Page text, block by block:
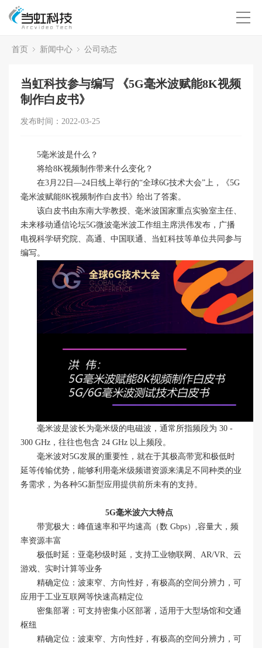
首页 新闻中心 公司动态
当虹科技参与编写 《5G毫米波赋能8K视频
制作白皮书》
发布时间：2022-03-25
5毫米波是什么？
将给8K视频制作带来什么变化？
在3月22日—24日线上举行的“全球6G技术大会”上，《5G
毫米波赋能8K视频制作白皮书》给出了答案。
该白皮书由东南大学教授、毫米波国家重点实验室主任、
未来移动通信论坛5G微波毫米波工作组主席洪伟发布，广播
电视科学研究院、高通、中国联通、当虹科技等单位共同参与
编写。
毫米波是波长为毫米级的电磁波，通常所指频段为 30 -
300 GHz，往往也包含 24 GHz 以上频段。
毫米波对5G发展的重要性，就在于其极高带宽和极低时
延等传输优势，能够利用毫米级频谱资源来满足不同种类的业
务需求，为各种5G新型应用提供前所未有的支持。
5G毫米波六大特点
带宽极大：峰值速率和平均速高（数 Gbps）,容量大，频
率资源丰富
极低时延：亚毫秒级时延，支持工业物联网、AR/VR、云
游戏、实时计算等业务
精确定位：波束窄、方向性好，有极高的空间分辨力，可
应用于工业互联网等快速高精定位
密集部署：可支持密集小区部署，适用于大型场馆和交通
枢纽
精确定位：波束窄、方向性好，有极高的空间分辨力，可